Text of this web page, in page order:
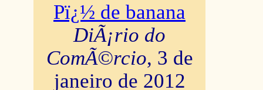
Pï¿½ de banana
DiÃ¡rio do
ComÃ©rcio, 3 de
janeiro de 2012